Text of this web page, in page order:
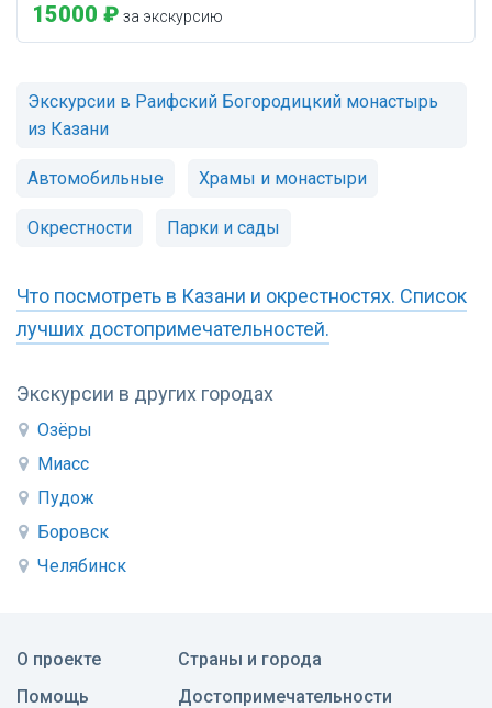
Экскурсии в других городах
Озёры
Миасс
Пудож
Боровск
Челябинск
15000 ₽ за экскурсию
Экскурсии в Раифский Богородицкий монастырь
из Казани
Автомобильные Храмы и монастыри
Окрестности Парки и сады
Что посмотреть в Казани и окрестностях. Список
лучших достопримечательностей.
О проекте
Помощь
Страны и города
Достопримечательности